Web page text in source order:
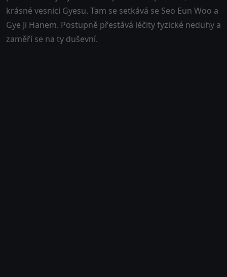
krásné vesnici Gyesu. Tam se setkává se Seo Eun Woo a
Gye Ji Hanem. Postupně přestává léčity fyzické neduhy a
zaměří se na ty duševní.